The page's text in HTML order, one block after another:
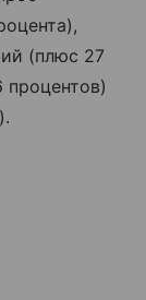
(плюс 27
процентов)